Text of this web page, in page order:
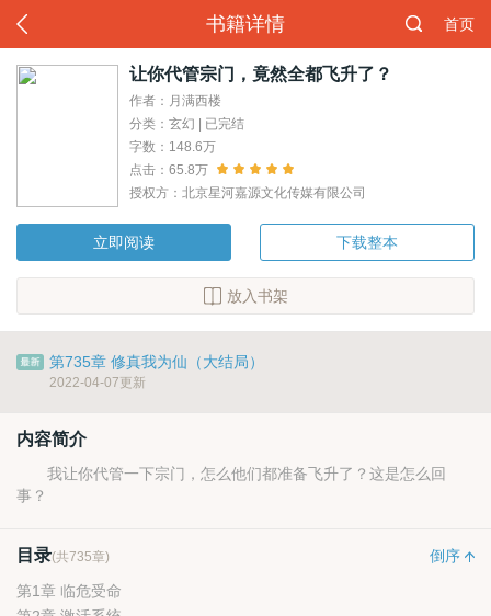
书籍详情 首页
让你代管宗门，竟然全都飞升了？
作者：月满西楼
分类：玄幻 | 已完结
字数：148.6万
点击：65.8万
授权方：北京星河嘉源文化传媒有限公司
立即阅读 下载整本
放入书架
第735章 修真我为仙（大结局）
2022-04-07更新
内容简介
我让你代管一下宗门，怎么他们都准备飞升了？这是怎么回
事？
目录(共735章)
倒序
第1章 临危受命